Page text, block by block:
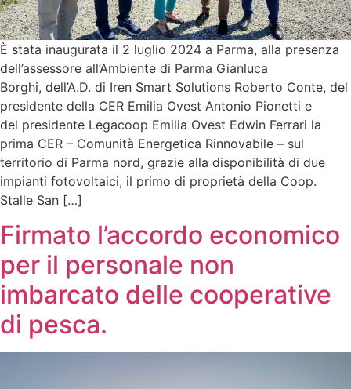
È stata inaugurata il 2 luglio 2024 a Parma, alla presenza
dell’assessore all’Ambiente di Parma Gianluca
Borghi, dell’A.D. di Iren Smart Solutions Roberto Conte, del
presidente della CER Emilia Ovest Antonio Pionetti e
del presidente Legacoop Emilia Ovest Edwin Ferrari la
prima CER – Comunità Energetica Rinnovabile – sul
territorio di Parma nord, grazie alla disponibilità di due
impianti fotovoltaici, il primo di proprietà della Coop.
Stalle San […]
Firmato l’accordo economico
per il personale non
imbarcato delle cooperative
di pesca.